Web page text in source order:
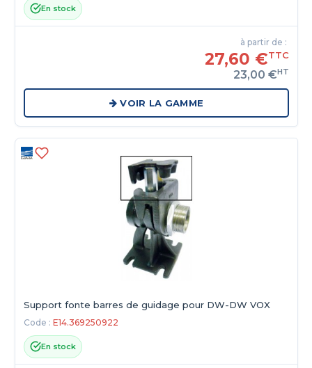
En stock
à partir de :
27,60 €TTC
23,00 €HT
VOIR LA GAMME
Support fonte barres de guidage pour DW-DW VOX
Code : E14.369250922
En stock